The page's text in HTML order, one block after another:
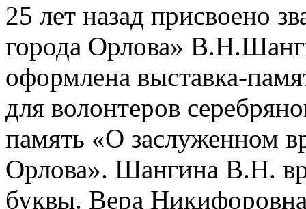
25 лет назад присвоено
города Орлова»
оформлена выставка-
для волонтеров
память «О заслуженном
Орлова». Шангина В.Н.
буквы. Вера